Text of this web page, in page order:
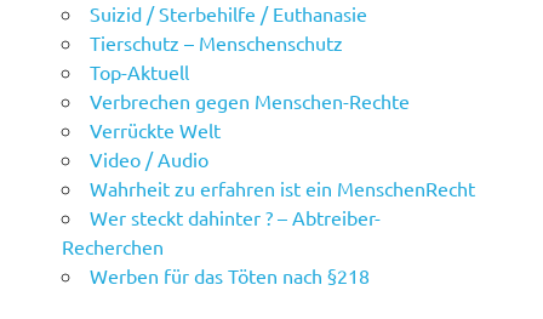
Suizid / Sterbehilfe / Euthanasie
Tierschutz – Menschenschutz
Top-Aktuell
Verbrechen gegen Menschen-Rechte
Verrückte Welt
Video / Audio
Wahrheit zu erfahren ist ein MenschenRecht
Wer steckt dahinter ? – Abtreiber-
Recherchen
Werben für das Töten nach §218